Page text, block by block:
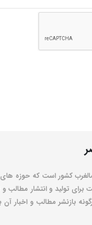
کشور است که حوزه
تولید و انتشار مطالب و
بازنشر مطالب و اخبار آن